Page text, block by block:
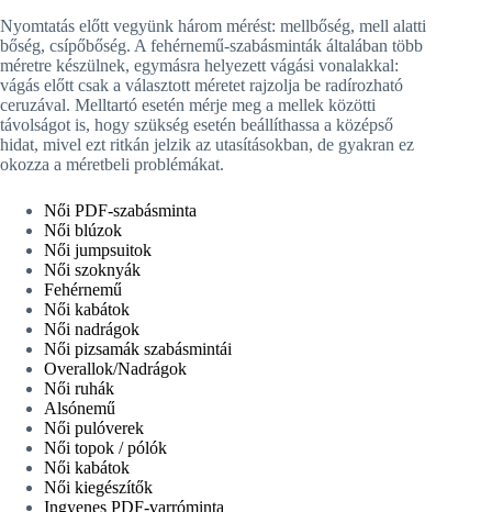
Nyomtatás előtt vegyünk három mérést: mellbőség, mell alatti
bőség, csípőbőség. A fehérnemű-szabásminták általában több
méretre készülnek, egymásra helyezett vágási vonalakkal:
vágás előtt csak a választott méretet rajzolja be radírozható
ceruzával. Melltartó esetén mérje meg a mellek közötti
távolságot is, hogy szükség esetén beállíthassa a középső
hidat, mivel ezt ritkán jelzik az utasításokban, de gyakran ez
okozza a méretbeli problémákat.
Női PDF-szabásminta
Női blúzok
Női jumpsuitok
Női szoknyák
Fehérnemű
Női kabátok
Női nadrágok
Női pizsamák szabásmintái
Overallok/Nadrágok
Női ruhák
Alsónemű
Női pulóverek
Női topok / pólók
Női kabátok
Női kiegészítők
Ingyenes PDF-varróminta